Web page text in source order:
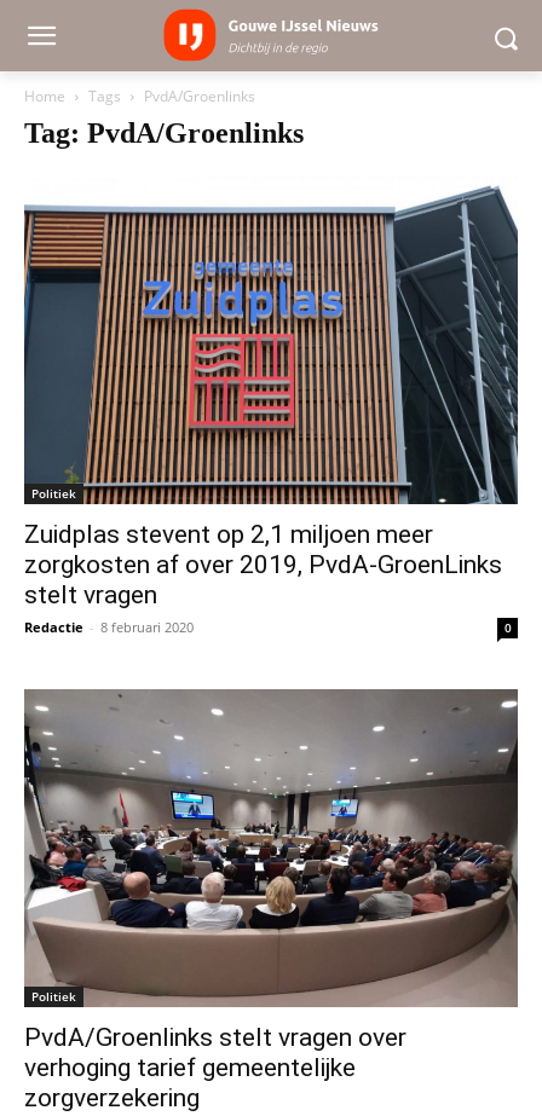
Home Tags PvdA/Groenlinks
Tag: PvdA/Groenlinks
Politiek
Zuidplas stevent op 2,1 miljoen meer
zorgkosten af over 2019, PvdA-GroenLinks
stelt vragen
Redactie - 8 februari 2020 0
Politiek
PvdA/Groenlinks stelt vragen over
verhoging tarief gemeentelijke
zorgverzekering